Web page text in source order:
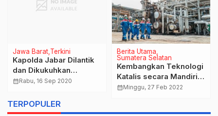
Jawa Barat Terkini
Kapolda Jabar Dilantik
dan Dikukuhkan
Sebagai Ketua Umum
Bakti 2019-2023
calendar_monthRabu, 16 Sep 2020
Berita Utama
Sumatera Selatan
Kembangkan Teknologi
Katalis secara Mandiri,
Pertamina Tingkatkan
calendar_monthMinggu, 27 Feb 2022
TERPOPULER